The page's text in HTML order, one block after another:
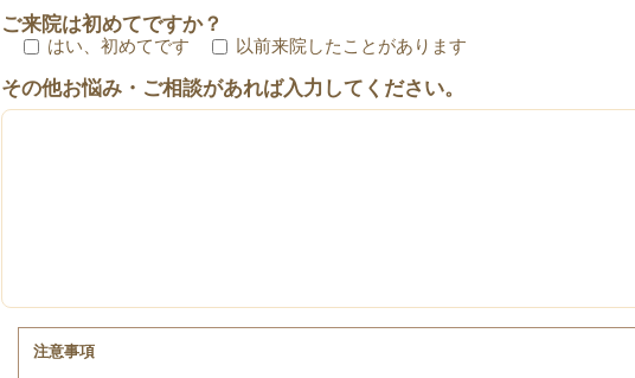
ご来院は初めてですか？
はい、初めてです 以前来院したことがあります
その他お悩み・ご相談があれば入力してください。
注意事項